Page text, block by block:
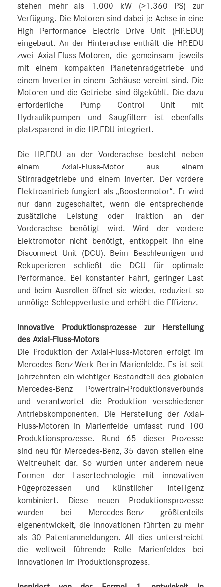
stehen mehr als 1.000 kW (>1.360 PS) zur
Verfügung. Die Motoren sind dabei je Achse in eine
High Performance Electric Drive Unit (HP.EDU)
eingebaut. An der Hinterachse enthält die HP.EDU
zwei Axial-Fluss-Motoren, die gemeinsam jeweils
mit einem kompakten Planetenradgetriebe und
einem Inverter in einem Gehäuse vereint sind. Die
Motoren und die Getriebe sind ölgekühlt. Die dazu
erforderliche Pump Control Unit mit
Hydraulikpumpen und Saugfiltern ist ebenfalls
platzsparend in die HP.EDU integriert.
Die HP.EDU an der Vorderachse besteht neben
einem Axial-Fluss-Motor aus einem
Stirnradgetriebe und einem Inverter. Der vordere
Elektroantrieb fungiert als „Boostermotor“. Er wird
nur dann zugeschaltet, wenn die entsprechende
zusätzliche Leistung oder Traktion an der
Vorderachse benötigt wird. Wird der vordere
Elektromotor nicht benötigt, entkoppelt ihn eine
Disconnect Unit (DCU). Beim Beschleunigen und
Rekuperieren schließt die DCU für optimale
Performance. Bei konstanter Fahrt, geringer Last
und beim Ausrollen öffnet sie wieder, reduziert so
unnötige Schleppverluste und erhöht die Effizienz.
Innovative Produktionsprozesse zur Herstellung
des Axial-Fluss-Motors
Die Produktion der Axial-Fluss-Motoren erfolgt im
Mercedes‑Benz Werk Berlin-Marienfelde. Es ist seit
Jahrzehnten ein wichtiger Bestandteil des globalen
Mercedes‑Benz Powertrain-Produktionsverbunds
und verantwortet die Produktion verschiedener
Antriebskomponenten. Die Herstellung der Axial-
Fluss-Motoren in Marienfelde umfasst rund 100
Produktionsprozesse. Rund 65 dieser Prozesse
sind neu für Mercedes‑Benz, 35 davon stellen eine
Weltneuheit dar. So wurden unter anderem neue
Formen der Lasertechnologie mit innovativen
Fügeprozessen und künstlicher Intelligenz
kombiniert. Diese neuen Produktionsprozesse
wurden bei Mercedes‑Benz größtenteils
eigenentwickelt, die Innovationen führten zu mehr
als 30 Patentanmeldungen. All dies unterstreicht
die weltweit führende Rolle Marienfeldes bei
Innovationen im Produktionsprozess.